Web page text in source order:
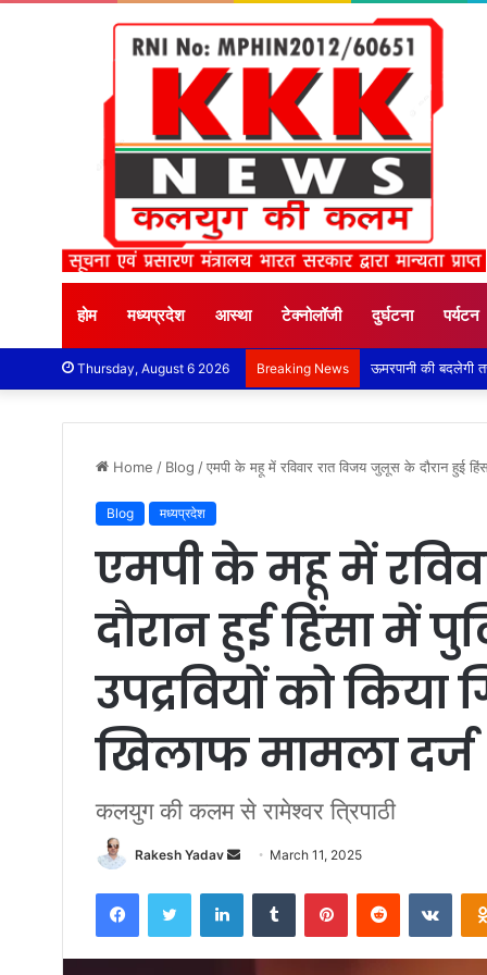
होम मध्यप्रदेश आस्था टेक्नोलॉजी दुर्घटना पर्यटन
Thursday, August 6 2026 Breaking News
Home / Blog /एमपी के महू में रविवार रात विजय जुलूस के दौरान हुई
Blog मध्यप्रदेश
एमपी के महू में
दौरान हुई हिंसा में
उपद्रवियों को किया
खिलाफ मामला दर्ज
कलयुग की कलम से रामेश्वर त्रिपाठी
Rakesh Yadav
d
a
March 11, 2025